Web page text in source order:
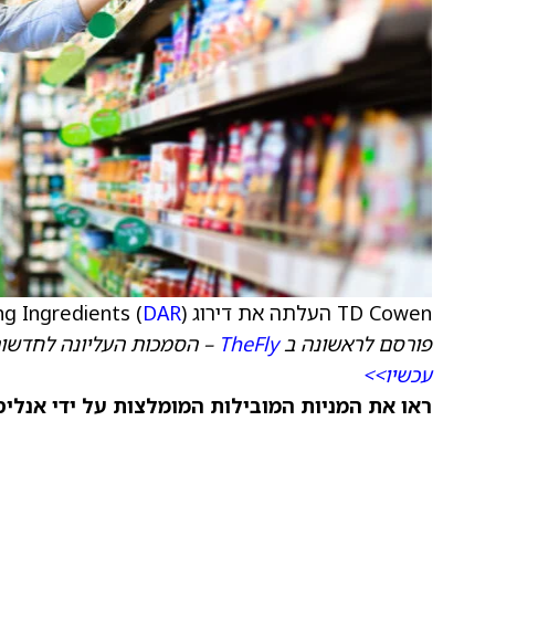
TD Cowen העלתה את דירוג Darling Ingredients ( DAR) ל'קנייה' מ'החזק', עם 45 דולר כ-
פורסם לראשונה בTheFly – הסמכות העליונה
עכשיו>>
ראו את המניות המובילות המומלצות על ידי